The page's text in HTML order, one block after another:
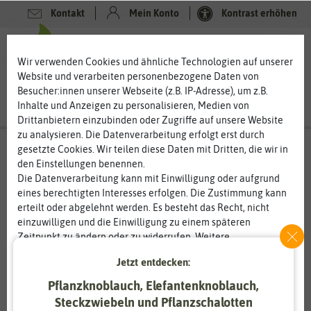
Kontakt Mein Konto Kontrast erhöhen
Wir verwenden Cookies und ähnliche Technologien auf unserer
Website und verarbeiten personenbezogene Daten von
Besucher:innen unserer Webseite (z.B. IP-Adresse), um z.B.
Inhalte und Anzeigen zu personalisieren, Medien von
Drittanbietern einzubinden oder Zugriffe auf unsere Website
zu analysieren. Die Datenverarbeitung erfolgt erst durch
gesetzte Cookies. Wir teilen diese Daten mit Dritten, die wir in
den Einstellungen benennen.
Die Datenverarbeitung kann mit Einwilligung oder aufgrund
eines berechtigten Interesses erfolgen. Die Zustimmung kann
erteilt oder abgelehnt werden. Es besteht das Recht, nicht
einzuwilligen und die Einwilligung zu einem späteren
Zeitpunkt zu ändern oder zu widerrufen. Weitere
Informationen zur Verwendung personenbezogener Daten und
den Diensten erklären wir in unsererDaten­schutz­erklärung
Essenziell Statistik
Jetzt entdecken:
Pflanzknoblauch, Elefantenknoblauch,
Steckzwiebeln und Pflanzschalotten